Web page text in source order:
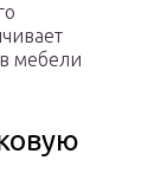
мебели